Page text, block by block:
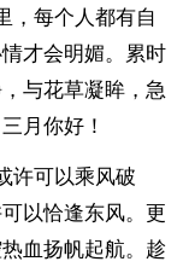
每个人都有自
才会明媚。累时
与花草凝眸，急
月你好！
可以乘风破
以恰逢东风。更
血扬帆起航。趁